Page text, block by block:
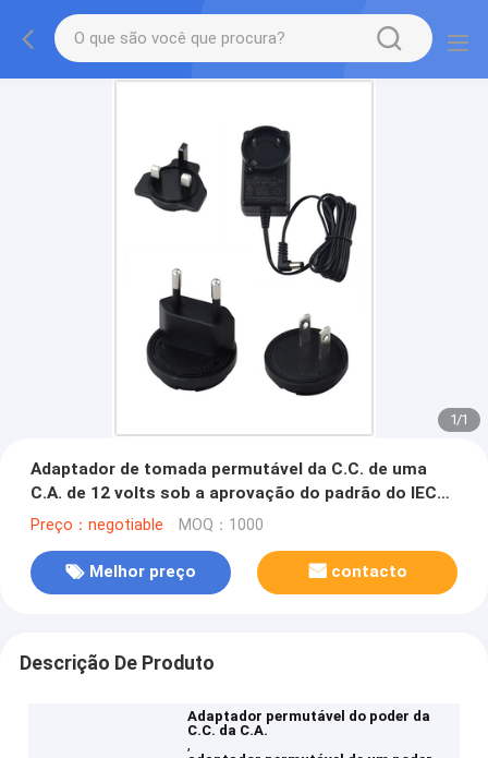
1/1
Adaptador de tomada permutável da C.C. de uma
C.A. de 12 volts sob a aprovação do padrão do IEC
62368
Preço：negotiable MOQ：1000
Melhor preço contacto
Descrição De Produto
Adaptador permutável do poder da
C.C. da C.A.
,